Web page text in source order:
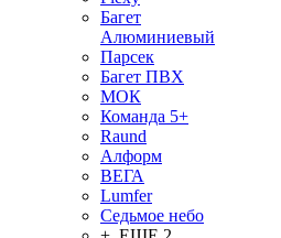
Багет
Алюминиевый
Парсек
Багет ПВХ
МОК
Команда 5+
Raund
Алформ
ВЕГА
Lumfer
Седьмое небо